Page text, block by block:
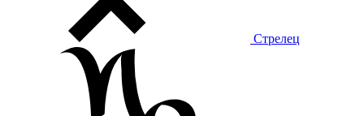
Стрелец